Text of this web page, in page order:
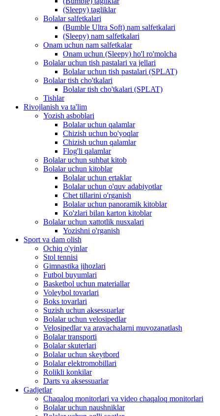
(Sleepy) tagliklar
Bolalar salfetkalari
(Bumble Ultra Soft) nam salfetkalari
(Sleepy) nam salfetkalari
Onam uchun nam salfetkalar
Onam uchun (Sleepy) ho'l ro'molcha
Bolalar uchun tish pastalari va jellari
Bolalar uchun tish pastalari (SPLAT)
Bolalar tish cho'tkalari
Bolalar tish cho'tkalari (SPLAT)
Tishlar
Rivojlanish va ta'lim
Yozish asboblari
Bolalar uchun qalamlar
Chizish uchun bo'yoqlar
Chizish uchun qalamlar
Flog'li qalamlar
Bolalar uchun suhbat kitob
Bolalar uchun kitoblar
Bolalar uchun ertaklar
Bolalar uchun o'quv adabiyotlar
Chet tillarini o'rganish
Bolalar uchun panoramik kitoblar
Ko'zlari bilan karton kitoblar
Bolalar uchun xattotlik nusxalari
Yozishni o'rganish
Sport va dam olish
Ochiq o'yinlar
Stol tennisi
Gimnastika jihozlari
Futbol buyumlari
Basketbol uchun materiallar
Voleybol tovarlari
Boks tovarlari
Suzish uchun aksessuarlar
Bolalar uchun velosipedlar
Velosipedlar va aravachalarni muvozanatlash
Bolalar transporti
Bolalar skuterlari
Bolalar uchun skeytbord
Bolalar elektromobillari
Rolikli konkilar
Darts va aksessuarlar
Gadjetlar
Chaqaloq monitorlari va video chaqaloq monitorlari
Bolalar uchun naushniklar